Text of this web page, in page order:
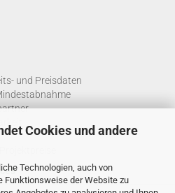
Cookies und andere
Technologien, auch von
Funktionsweise der Website zu
und Preisdaten